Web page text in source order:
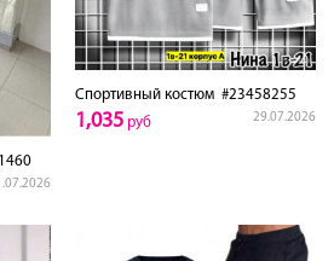
Спортивный костюм #23458255
29.07.2026
1,035 руб